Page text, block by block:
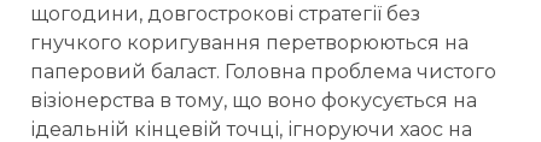
щогодини, довгострокові стратегії без
гнучкого коригування перетворюються на
паперовий баласт. Головна проблема чистого
візіонерства в тому, що воно фокусується на
ідеальній кінцевій точці, ігноруючи хаос на